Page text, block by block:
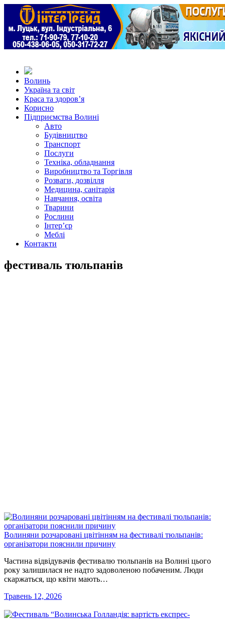
Волинь
Україна та світ
Краса та здоров’я
Корисно
Підприємства Волині
Авто
Будівництво
Транспорт
Послуги
Техніка, обладнання
Виробництво та Торгівля
Розваги, дозвілля
Медицина, санітарія
Навчання, освіта
Тварини
Рослини
Інтер’єр
Меблі
Контакти
фестиваль тюльпанів
Волиняни розчаровані цвітінням на фестивалі тюльпанів:
організатори пояснили причину
Частина відвідувачів фестивалю тюльпанів на Волині цього
року залишилася не надто задоволеною побаченим. Люди
скаржаться, що квіти мають…
Травень 12, 2026